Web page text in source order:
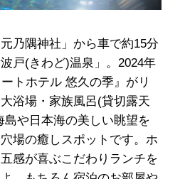
乃隅神社」から車で約15分
戸(きわど)温泉」。2024年
トホテル 悠久の季』がリ
浴場・家族風呂(貸切露天
島や日本海の美しい眺望を
場の癒しスポットです。ホ
感が喜ぶこだわりランチを